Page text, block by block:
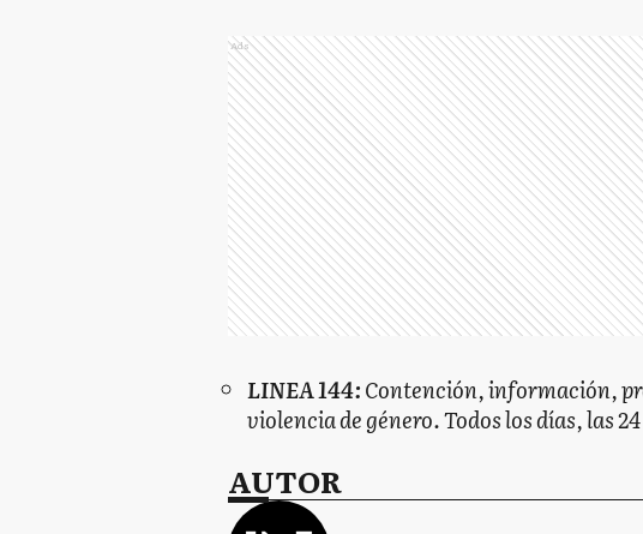
Ads
LINEA 144:Contención, información,
violencia de género. Todos los días, las
AUTOR